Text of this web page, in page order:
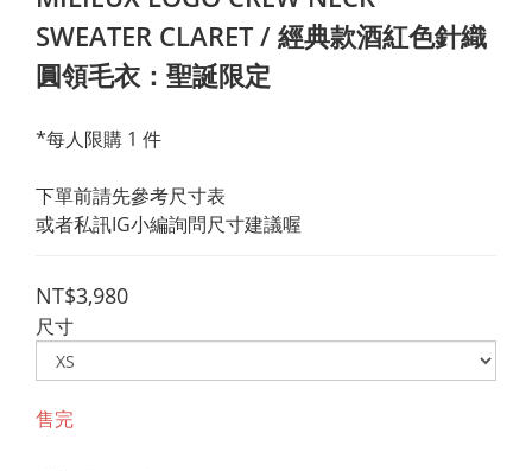
SWEATER CLARET / 經典款酒紅色針織
圓領毛衣：聖誕限定
*每人限購 1 件
下單前請先參考尺寸表
或者私訊IG小編詢問尺寸建議喔
NT$3,980
尺寸
售完